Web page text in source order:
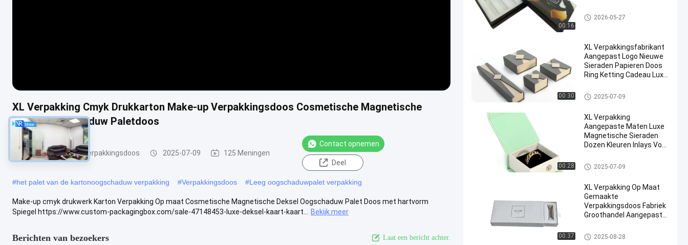
XL Verpakking Cmyk Drukkarton Make-up Verpakkingsdoos Cosmetische Magnetische
Deksel Oogschaduw Paletdoos
Op maat gedrukte verpakkingsdoos 2025-07-09 125 Meningen
Contact opnemen
Deel
#het palet van de kartonoogschaduw verpakking #Verpakkingsdoos #Leeg oogschaduwpalet verpakking
Make-up cmyk drukwerk Karton Verpakking Op maat Cosmetische Magnetische Deksel Oogschaduw Palet Doos met hartvorm
Spiegel https://www.custom-packagingbox.com/sale-47148453-luxe-deksel-kaart-kaart...
Bekijk meer
Berichten van bezoekers Laat een bericht achter.
00:16
Op maat gedrukte verpakkings
doos
2026-05-27
00:30
XL Verpakkingsfabrikant
Aangepast Logo Nieuwe
Sieraden Papieren Doos
Ring Ketting Cadeau Luxe
Op maat gedrukte verpakkings
doos
2025-07-09
00:28
XL Verpakking
Aangepaste Maten Luxe
Magnetische Sieraden
Dozen Kleuren Inlays Voor
Presentatie
Op maat gedrukte verpakkings
doos
2025-07-09
00:37
XL Verpakking Op Maat
Gemaakte
Verpakkingsdoos Fabriek
Groothandel Aangepast
Cosmetica Verpakkingen
Witte Kartonnen Kleine
Op maat gedrukte verpakkings
doos
2025-08-28